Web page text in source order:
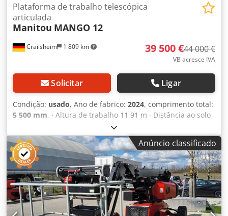
Crailsheim 1 809 km
Plataforma de trabalho telescópica
articulada
Manitou MANGO 12
39 500 €44 000 €
VB acresce IVA
Solicitar Ligar
Condição: usado, Ano de fabrico: 2024, comprimento total:
5 500 mm, · Altura de trabalho 11,91 m · Distância ao solo
(acesso) 0,39 m · Altura da plataforma 9,90 m · Alcance
lateral máximo 6,19 m · Saliência/junta de ponto de
ruptura 4,80 m · Ângulo de rotação do braço do cesto
(superior/inferior) +64°/-70° · Capacidade de carga do
cesto de trabalho 230 kg · Rotação da superestrutura 350° ·
Rotação da cesta de trabalho (direita/esquerda) 70°/66°
Dcsdpfxoy Abgke Ak Uok · Número permitido de pessoas
(dentro/fora) 2/2 · Peso da plataforma de trabalho 4150 kg ·
Dimensões do cesto de trabalho (comprimento x largura)
Anúncio classificado